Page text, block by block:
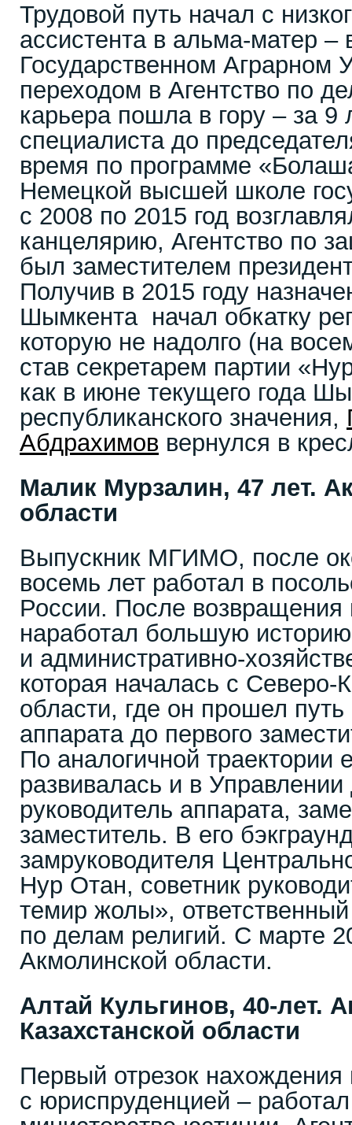
Трудовой путь начал с
ассистента в альма-матер –
Государственном Аграрном
переходом в Агентство по
карьера пошла в гору – за 9
специалиста до
время по программе
Немецкой высшей школе
с 2008 по 2015 год
канцелярию, Агентство по
был заместителем
Получив в 2015 году
Шымкента начал обкатку
которую не надолго (на
став секретарем партии
как в июне текущего года
республиканского значения,
Абдрахимов вернулся в
Малик Мурзалин, 47 лет.
области
Выпускник МГИМО, после
восемь лет работал в
России. После возвращения
наработал большую
и административно-
которая началась с Северо-
области, где он прошел путь
аппарата до первого
По аналогичной траектории
развивалась и в
руководитель аппарата,
заместитель. В его
замруководителя
Нур Отан, советник
темир жолы», ответственный
по делам религий. С марте
Акмолинской области.
Алтай Кульгинов, 40-лет.
Казахстанской области
Первый отрезок нахождения
с юриспруденцией –